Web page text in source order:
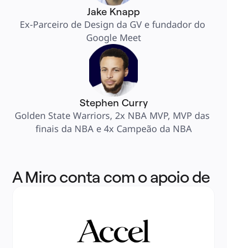
Jake Knapp
Ex-Parceiro de Design da GV e fundador do
Google Meet
Stephen Curry
Golden State Warriors, 2x NBA MVP, MVP das
finais da NBA e 4x Campeão da NBA
A Miro conta com o apoio de